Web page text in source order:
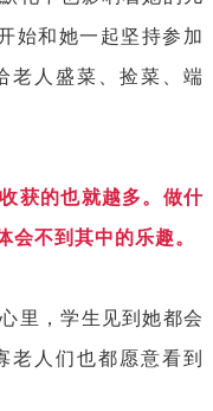
始和她一起坚持参加
老人盛菜、捡菜、端
获的也就越多。做什
不到其中的乐趣。
，学生见到她都会
老人们也都愿意看到